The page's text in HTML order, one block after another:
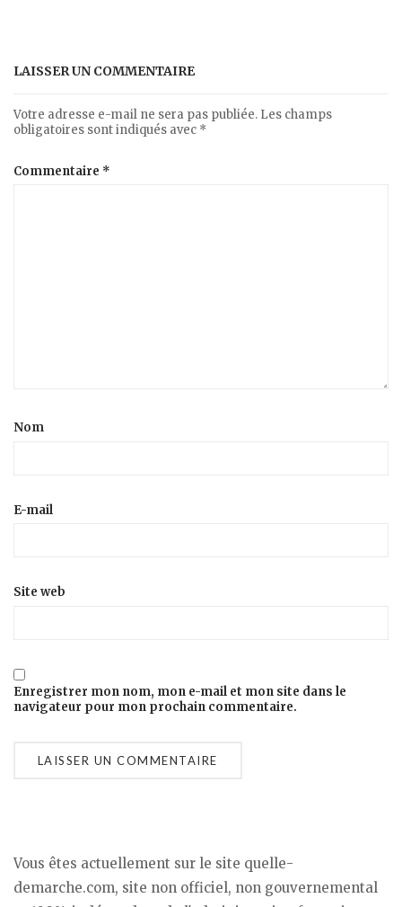
LAISSER UN COMMENTAIRE
Votre adresse e-mail ne sera pas publiée. Les champs
obligatoires sont indiqués avec *
Commentaire *
Nom
E-mail
Site web
Enregistrer mon nom, mon e-mail et mon site dans le
navigateur pour mon prochain commentaire.
Vous êtes actuellement sur le site quelle-
demarche.com, site non officiel, non gouvernemental